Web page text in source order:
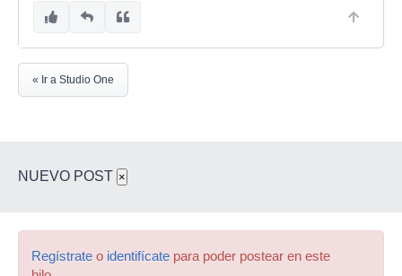
« Ir a Studio One
NUEVO POST ×
Regístrate o identifícate para poder postear en este